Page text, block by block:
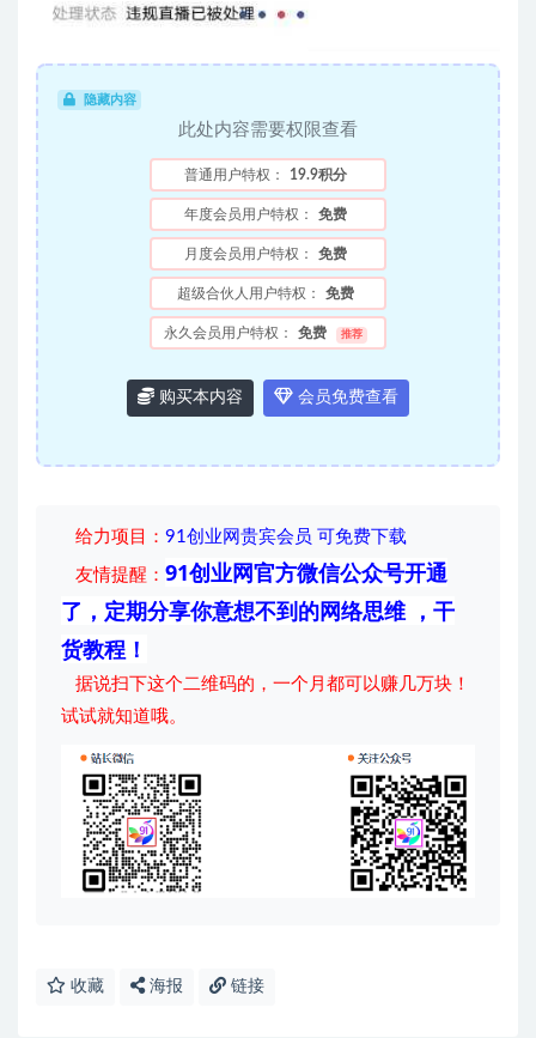
隐藏内容
此处内容需要权限查看
普通用户特权： 19.9积分
年度会员用户特权： 免费
月度会员用户特权： 免费
超级合伙人用户特权： 免费
永久会员用户特权： 免费 推荐
购买本内容 会员免费查看
给力项目 ： 91创业网贵宾会员 可免费下载
友情提醒： 91创业网官方微信公众号开通
了，定期分享你意想不到的网络思维 ，干
货教程！
据说扫下这个二维码的，一个月都可以赚几万块！
试试就知道哦。
收藏 海报 链接